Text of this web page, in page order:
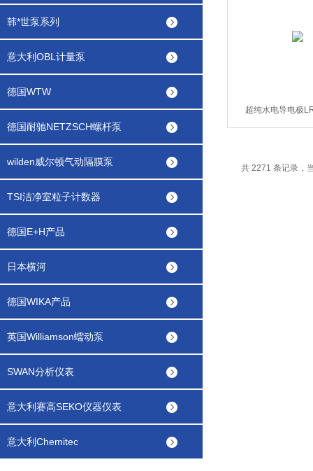
韩*世泵系列
意大利OBL计量泵
德国WTW
德国耐驰NETZSCH螺杆泵
wilden威尔顿气动隔膜泵
TSI洁净室粒子计数器
德国E+H产品
日本横河
德国WIKA产品
英国Williamson蠕动泵
SWAN分析仪表
意大利赛高SEKO仪器仪表
意大利Chemitec
超纯水电导电极
共 2271 条记录，